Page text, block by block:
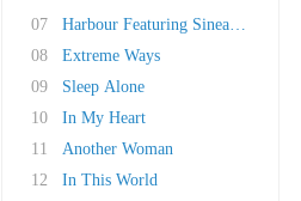
07
Harbour Featuring Sinead O'Connor
08
Extreme Ways
09
Sleep Alone
10
In My Heart
11
Another Woman
12
In This World